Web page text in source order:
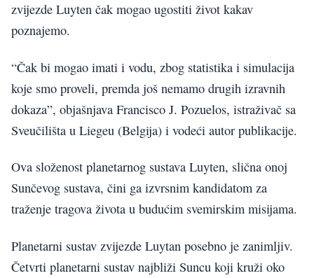
zvijezde Luyten čak mogao ugostiti život kakav
poznajemo.
“Čak bi mogao imati i vodu, zbog statistika i simulacija
koje smo proveli, premda još nemamo drugih izravnih
dokaza”, objašnjava Francisco J. Pozuelos, istraživač sa
Sveučilišta u Liegeu (Belgija) i vodeći autor publikacije.
Ova složenost planetarnog sustava Luyten, slična onoj
Sunčevog sustava, čini ga izvrsnim kandidatom za
traženje tragova života u budućim svemirskim misijama.
Planetarni sustav zvijezde Luytan posebno je zanimljiv.
Četvrti planetarni sustav najbliži Suncu koji kruži oko